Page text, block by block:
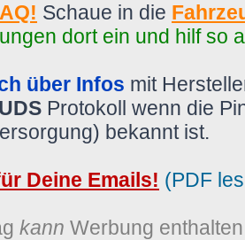
Schaue in die
dort ein und hilf so
über Infos mit
UDS Protokoll wenn die
bekannt ist.
Deine Emails! (PDF
kann Werbung